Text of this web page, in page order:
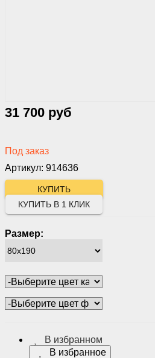
31 700 руб
Под заказ
Артикул: 914636
Размер:
КУПИТЬ В 1 КЛИК
В избранном
В избранное